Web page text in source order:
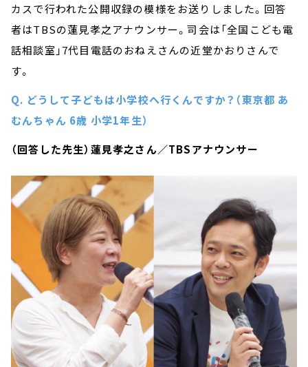
カスで行われた公開収録の模様をお送りしました。回答
者はTBSの蓮見孝之アナウンサー。司会は「全国こども電
話相談室」7代目電話のおねえさんの近堂かおりさんで
す。
Q. どうして子どもは小学校へ行くんですか？（東京都 あ
むんちゃん 6歳 小学1年生）
（回答した先生）蓮見孝之さん／TBSアナウンサー